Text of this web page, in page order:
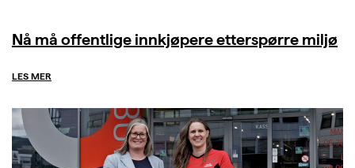
Nå må offentlige innkjøpere etterspørre miljø
LES MER